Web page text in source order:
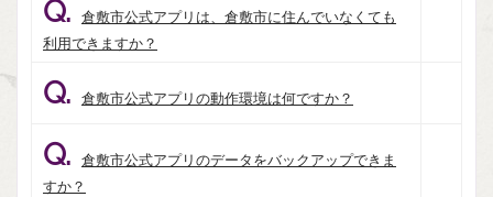
Q. 倉敷市公式アプリは、倉敷市に住んでいなくても
利用できますか？
Q. 倉敷市公式アプリの動作環境は何ですか？
Q. 倉敷市公式アプリのデータをバックアップできま
すか？